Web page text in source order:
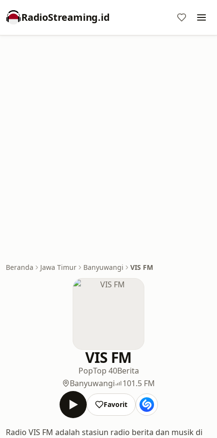
RadioStreaming.id
Beranda Jawa Timur Banyuwangi VIS FM
VIS FM
PopTop 40Berita
Banyuwangi
101.5 FM
Favorit
Radio VIS FM adalah stasiun radio berita dan musik di